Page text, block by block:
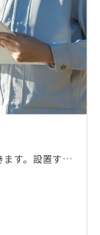
主に上下水道の配管施工を担当していただきます。設置する場所に応じて配管の形状や流れを工夫する管加工、ねじ切り、管締め、そして管据付作業になり、5人以上のチームで動くことが多いです。